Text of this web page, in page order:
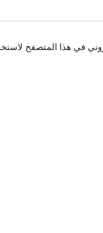
في هذا المتصفح